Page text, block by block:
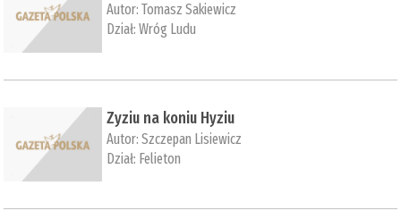
Autor:Tomasz Sakiewicz
Dział:Wróg Ludu
Zyziu na koniu Hyziu
Autor:Szczepan Lisiewicz
Dział: Felieton